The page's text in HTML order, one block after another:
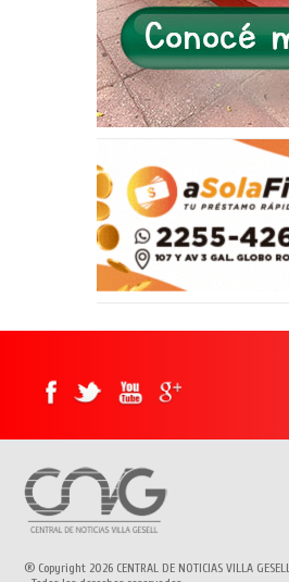
® Copyright 2026 CENTRAL DE NOTICIAS VILLA GESELL